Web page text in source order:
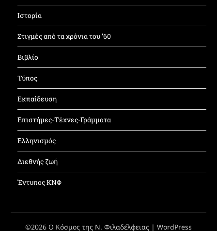
Ιστορία
Στιγμές από τα χρόνια του ’60
Βιβλίο
Τύπος
Εκπαίδευση
Επιστήμες-Τέχνες-Γράμματα
Ελληνισμός
Διεθνής ζωή
Έντυπος ΚΝΦ
©2026 Ο Κόσμος της Ν. Φιλαδέλφειας | WordPress